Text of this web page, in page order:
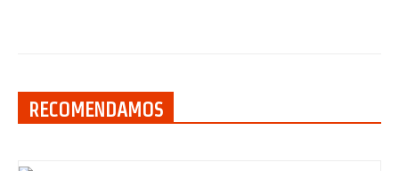
RECOMENDAMOS